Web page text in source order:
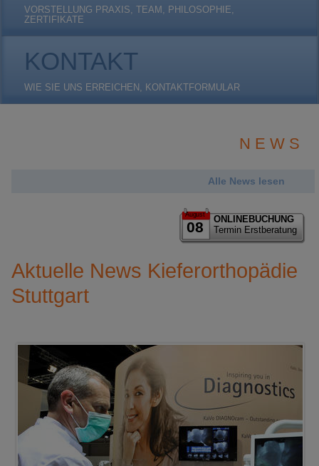
VORSTELLUNG PRAXIS, TEAM, PHILOSOPHIE,
ZERTIFIKATE
KONTAKT
WIE SIE UNS ERREICHEN, KONTAKTFORMULAR
N E W S
Alle News lesen
August
08
ONLINEBUCHUNG
Termin Erstberatung
Aktuelle News Kieferorthopädie
Stuttgart